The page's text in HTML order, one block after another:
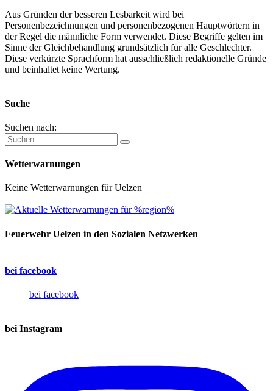
Aus Gründen der besseren Lesbarkeit wird bei
Personenbezeichnungen und personenbezogenen Hauptwörtern in
der Regel die männliche Form verwendet. Diese Begriffe gelten im
Sinne der Gleichbehandlung grundsätzlich für alle Geschlechter.
Diese verkürzte Sprachform hat ausschließlich redaktionelle Gründe
und beinhaltet keine Wertung.
Suche
Suchen nach:
Wetterwarnungen
Keine Wetterwarnungen für Uelzen
Feuerwehr Uelzen in den Sozialen Netzwerken
bei facebook
bei facebook
bei Instagram